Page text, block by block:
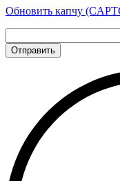
Обновить капчу
Отправить